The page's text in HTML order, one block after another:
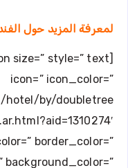
لمعرفة المزيد حول
icon=” icon_color=”
hotel/by/doubletree
border_color=”
background_color=”